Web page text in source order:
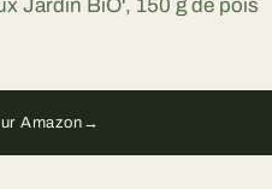
Jardin BiO', 150 g de pois
Amazon →